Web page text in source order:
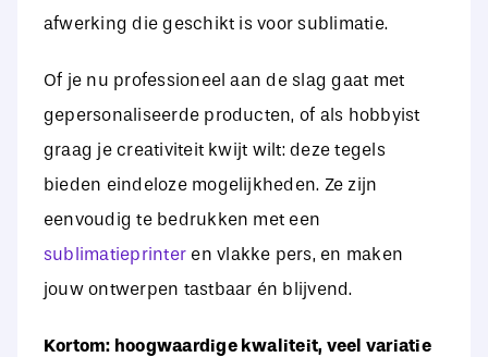
afwerking die geschikt is voor sublimatie.
Of je nu professioneel aan de slag gaat met
gepersonaliseerde producten, of als hobbyist
graag je creativiteit kwijt wilt: deze tegels
bieden eindeloze mogelijkheden. Ze zijn
eenvoudig te bedrukken met een
sublimatieprinter en vlakke pers, en maken
jouw ontwerpen tastbaar én blijvend.
Kortom: hoogwaardige kwaliteit, veel variatie